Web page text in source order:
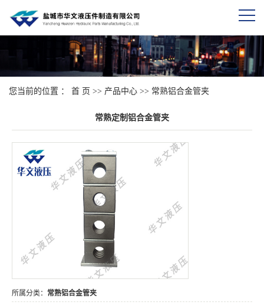
您当前的位置 ： 首 页 >> 产品中心 >> 常熟铝合金管夹
常熟定制铝合金管夹
所属分类： 常熟铝合金管夹